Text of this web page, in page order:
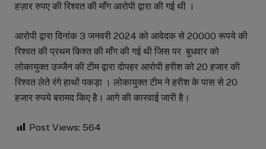
हज़ार रुपए की रिश्वत की माँग आरोपी द्वारा की गई थी ।
आरोपी द्वारा दिनांक 3 जनवरी 2024 को आवेदक से 20000 रूपये की
रिश्वत की प्रथम किश्त की माँग की गई थी जिस पर बुधवार को
लोकायुक्त उज्जैन की टीम द्वारा दोपहर आरोपी हरीश को 20 हजार की
रिश्वत लेते रंगे हाथों पकड़ा । लोकायुक्त टीम ने हरीश के पास से 20
हजार रुपये बरामद किए है। आगे की कारवाई जारी है।
Post Views: 564